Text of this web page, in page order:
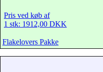
Pris ved køb af
1 stk: 1912,00 DKK
Flakelovers Pakke